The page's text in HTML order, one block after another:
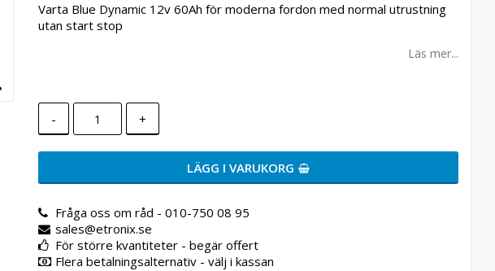
Varta Blue Dynamic 12v 60Ah för moderna fordon med normal utrustning
utan start stop
Läs mer...
- +
LÄGG I VARUKORG
Fråga oss om råd - 010-750 08 95
sales@etronix.se
För större kvantiteter - begär offert
Flera betalningsalternativ - välj i kassan